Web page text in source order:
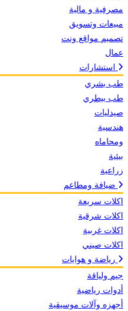
مصرفية و مالية
مبيعات وتسويق
تصميم مواقع ونت
عمال
طب بشري
طب بيطري
صيدليات
هندسية
ومحاماه
بيئية
زراعية
اكلات سريعة
اكلات شرقية
اكلات غربية
اكلات صيني
جيم ولياقة
أدوات رياضية
أجهزه وآلات موسيقية